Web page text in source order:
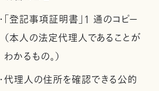
・「登記事項証明書」1 通のコピー
（本人の法定代理人であることが
わかるもの。）
・代理人の住所を確認できる公的